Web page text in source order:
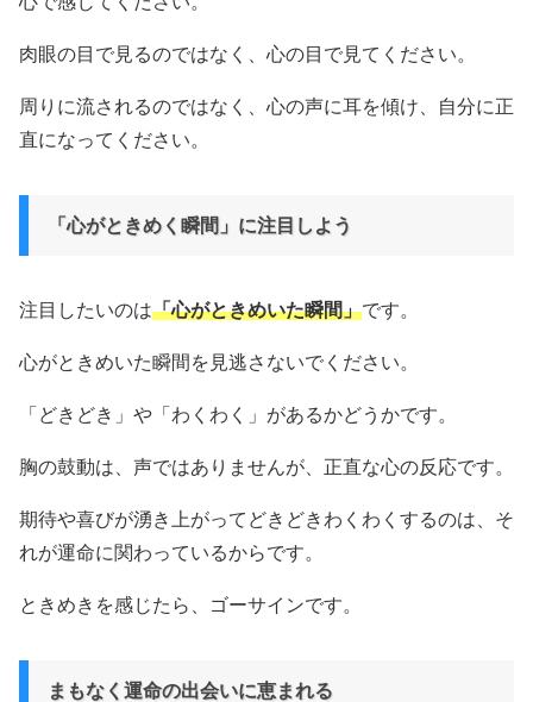
肉眼の目で見るのではなく、心の目で見てください。
周りに流されるのではなく、心の声に耳を傾け、自分に正
直になってください。
「心がときめく瞬間」に注目しよう
注目したいのは「心がときめいた瞬間」です。
心がときめいた瞬間を見逃さないでください。
「どきどき」や「わくわく」があるかどうかです。
胸の鼓動は、声ではありませんが、正直な心の反応です。
期待や喜びが湧き上がってどきどきわくわくするのは、そ
れが運命に関わっているからです。
ときめきを感じたら、ゴーサインです。
まもなく運命の出会いに恵まれる